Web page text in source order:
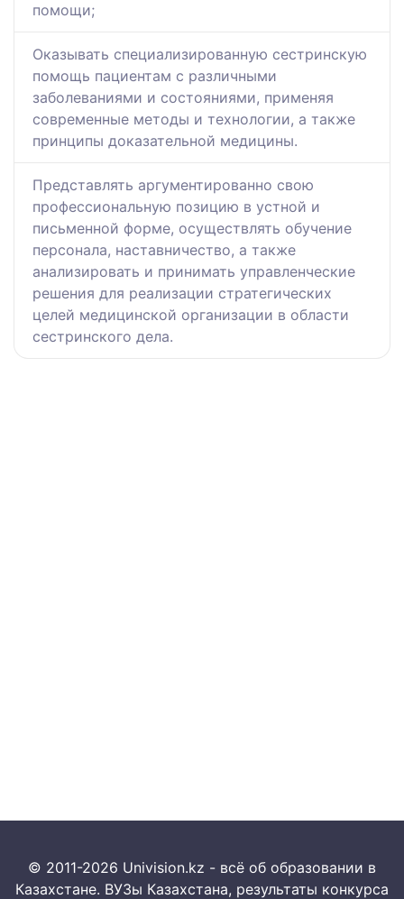
помощи;
Оказывать специализированную сестринскую
помощь пациентам с различными
заболеваниями и состояниями, применяя
современные методы и технологии, а также
принципы доказательной медицины.
Представлять аргументированно свою
профессиональную позицию в устной и
письменной форме, осуществлять обучение
персонала, наставничество, а также
анализировать и принимать управленческие
решения для реализации стратегических
целей медицинской организации в области
сестринского дела.
© 2011-2026 Univision.kz - всё об образовании в
Казахстане. ВУЗы Казахстана, результаты конкурса